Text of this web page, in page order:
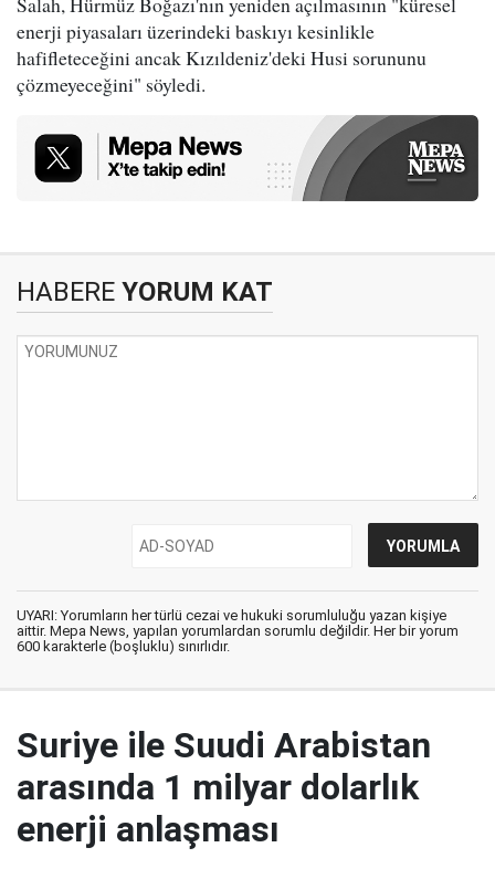
enerji piyasaları üzerindeki baskıyı kesinlikle
hafifleteceğini ancak Kızıldeniz'deki Husi sorununu
çözmeyeceğini" söyledi.
HABERE YORUM KAT
UYARI: Yorumların her türlü cezai ve hukuki sorumluluğu yazan kişiye
aittir. Mepa News, yapılan yorumlardan sorumlu değildir. Her bir yorum
600 karakterle (boşluklu) sınırlıdır.
Suriye ile Suudi Arabistan
arasında 1 milyar dolarlık
enerji anlaşması